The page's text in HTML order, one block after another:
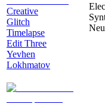
Creative
Glitch
Timelapse
Edit Three
Yevhen
Lokhmatov